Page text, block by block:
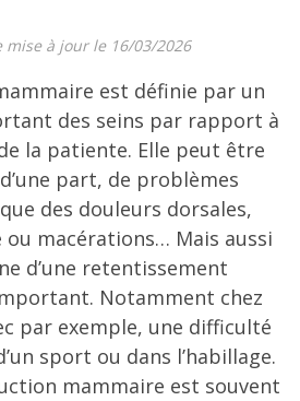
mise à jour le 16/03/2026
est définie par un
des seins par rapport à
la patiente. Elle peut être
part, de problèmes
des douleurs dorsales,
ou macérations… Mais aussi
d’une retentissement
Notamment chez
par exemple, une difficulté
sport ou dans l’habillage.
mammaire est souvent